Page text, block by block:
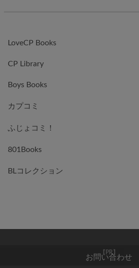
LoveCP Books
CP Library
Boys Books
カプコミ
ふじょコミ！
801Books
BLコレクション
お問い合わせ